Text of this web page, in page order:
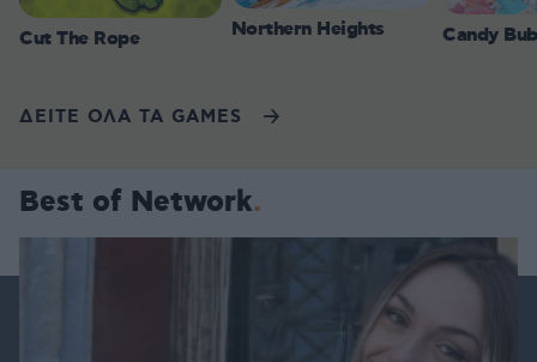
Cut The Rope Northern Heights Candy
ΔΕΙΤΕ ΟΛΑ ΤΑ GAMES
Best of Network